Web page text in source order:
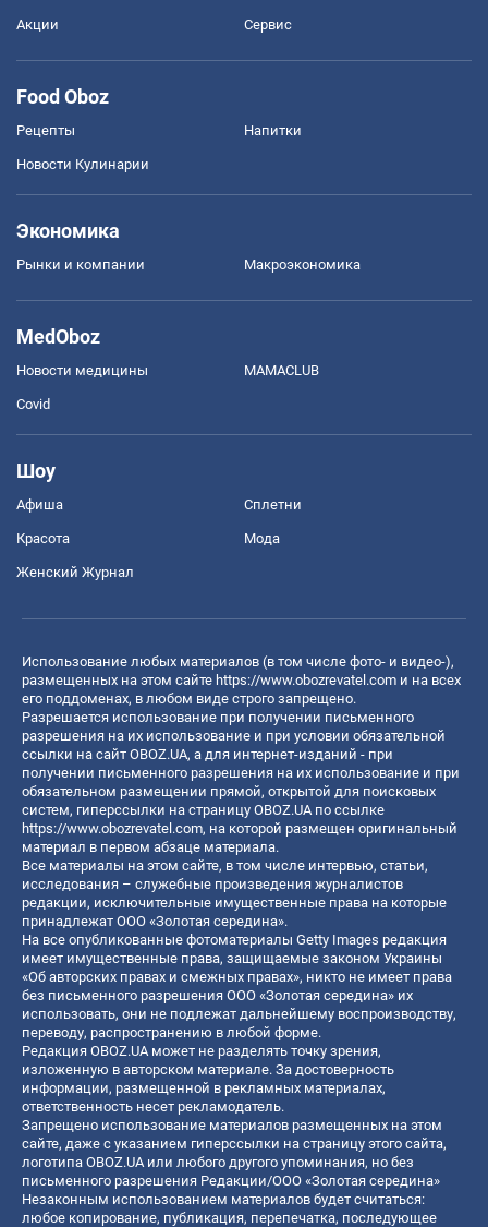
Акции Сервис
Food Oboz
Рецепты Напитки
Новости Кулинарии
Экономика
Рынки и компании Mакроэкономика
MedOboz
Новости медицины MAMACLUB
Covid
Шоу
Афиша Сплетни
Красота Мода
Женский Журнал
Использование любых материалов (в том числе фото- и видео-),
размещенных на этом сайте https://www.obozrevatel.com и на всех
его поддоменах, в любом виде строго запрещено.
Разрешается использование при получении письменного
разрешения на их использование и при условии обязательной
ссылки на сайт OBOZ.UA, а для интернет-изданий - при
получении письменного разрешения на их использование и при
обязательном размещении прямой, открытой для поисковых
систем, гиперссылки на страницу OBOZ.UA по ссылке
https://www.obozrevatel.com, на которой размещен оригинальный
материал в первом абзаце материала.
Все материалы на этом сайте, в том числе интервью, статьи,
исследования – служебные произведения журналистов
редакции, исключительные имущественные права на которые
принадлежат ООО «Золотая середина».
На все опубликованные фотоматериалы Getty Images редакция
имеет имущественные права, защищаемые законом Украины
«Об авторских правах и смежных правах», никто не имеет права
без письменного разрешения ООО «Золотая середина» их
использовать, они не подлежат дальнейшему воспроизводству,
переводу, распространению в любой форме.
Редакция OBOZ.UA может не разделять точку зрения,
изложенную в авторском материале. За достоверность
информации, размещенной в рекламных материалах,
ответственность несет рекламодатель.
Запрещено использование материалов размещенных на этом
сайте, даже с указанием гиперссылки на страницу этого сайта,
логотипа OBOZ.UA или любого другого упоминания, но без
письменного разрешения Редакции/ООО «Золотая середина»
Незаконным использованием материалов будет считаться:
любое копирование, публикация, перепечатка, последующее